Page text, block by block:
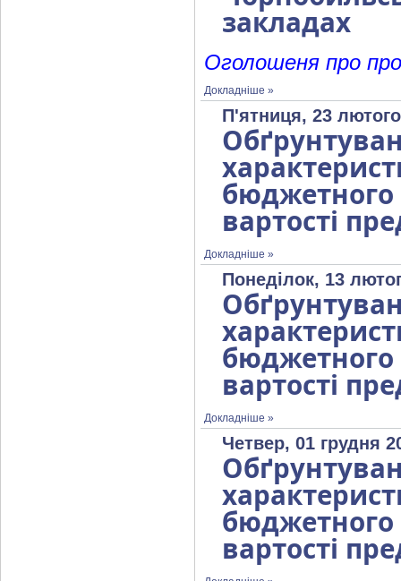
закладах
Оголошеня про
Докладніше »
П'ятниця, 23
вартості
Докладніше »
Понеділок, 13
вартості
Докладніше »
Четвер, 01 грудня
вартості